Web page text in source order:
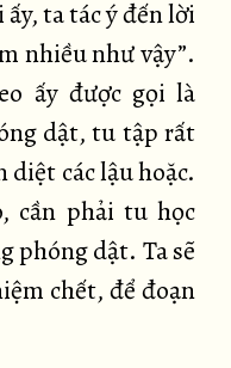
ta tác ý đến lời
nhiều như vậy”.
ấy được gọi là
dật, tu tập rất
diệt các lậu hoặc.
cần phải tu học
phóng dật. Ta sẽ
chết, để đoạn